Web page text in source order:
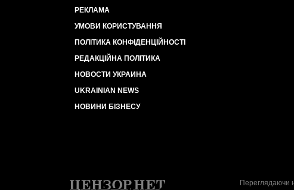
РЕКЛАМА
УМОВИ КОРИСТУВАННЯ
ПОЛІТИКА КОНФІДЕНЦІЙНОСТІ
РЕДАКЦІЙНА ПОЛІТИКА
НОВОСТИ УКРАИНА
UKRAINIAN NEWS
НОВИНИ БІЗНЕСУ
Переглядаючи